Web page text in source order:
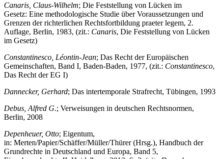
Canaris, Claus-Wilhelm; Die Feststellung von Lücken im
Gesetz: Eine methodologische Studie über Voraussetzungen und
Grenzen der richterlichen Rechtsfortbildung praeter legem, 2.
Auflage, Berlin, 1983, (zit.: Canaris, Die Feststellung von Lücken
im Gesetz)
Constantinesco, Léontin-Jean; Das Recht der Europäischen
Gemeinschaften, Band I, Baden-Baden, 1977, (zit.: Constantinesco,
Das Recht der EG I)
Dannecker, Gerhard; Das intertemporale Strafrecht, Tübingen, 1993
Debus, Alfred G.; Verweisungen in deutschen Rechtsnormen,
Berlin, 2008
Depenheuer, Otto; Eigentum,
in: Merten/Papier/Schäffer/Müller/Thürer (Hrsg.), Handbuch der
Grundrechte in Deutschland und Europa, Band 5,